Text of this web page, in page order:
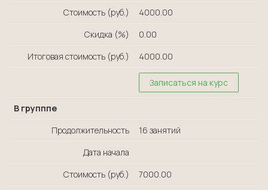
Стоимость (руб.)
4000.00
Скидка (%)
0.00
Итоговая стоимость (руб.)
4000.00
Записаться на курс
В групппе
Продолжительность
16 занятий
Дата начала
Стоимость (руб.)
7000.00